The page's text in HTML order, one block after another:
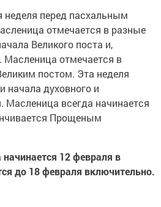
неделя перед пасхальным
отмечается в разные
Великого поста и,
Масленица отмечается в
постом. Эта неделя
начала духовного и
Масленица всегда начинается
Прощеным
12 февраля в
до 18 февраля включительно.